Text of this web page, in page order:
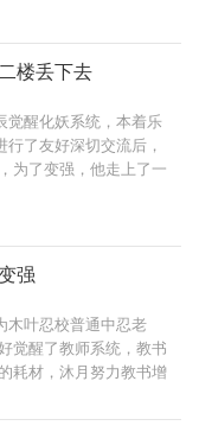
候，结果对方直接三
鬼，主位上出现一个身
小区呕心沥血，却换来
条半鬼王路线回来，
计了足足100种鬼，
诡异如画皮、入殓
金不换、白骨菩萨，滴
、阿修罗、皇帝。 升级
人能晋阶水猴子。 武夫
娘…… （无系统，不圣
合理；绝无莫名其妙机
会拖拖拉拉；打架永
到的，请放心食用）
楼丢下去
觉醒化妖系统，本着乐
了友好深切交流后，
为了变强，他走上了一
墟降临，一尊尊阴神
化大妖的江辰，背负血
强
木叶忍校普通中忍老
觉醒了教师系统，教书
耗材，沐月努力教书增
的教学，获得奖励——
“在你的教导下宇智波